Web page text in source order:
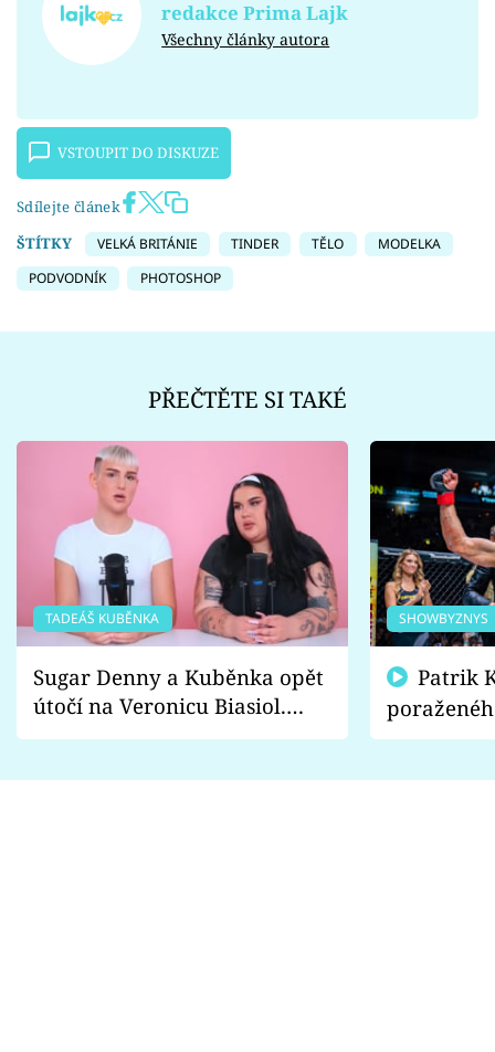
redakce Prima Lajk
Všechny články autora
VSTOUPIT DO DISKUZE
Sdílejte článek
ŠTÍTKY
VELKÁ BRITÁNIE TINDER TĚLO
MODELKA
PODVODNÍK
PHOTOSHOP
PŘEČTĚTE SI TAKÉ
TADEÁŠ KUBĚNKA
Sugar Denny a Kuběnka opět
útočí na Veronicu Biasiol.
Proč je podle nich falešná a
SHOWBYZNYS
fanoušci